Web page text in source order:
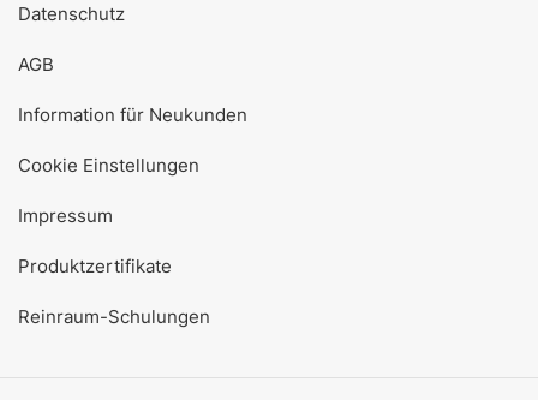
Datenschutz
AGB
Information für Neukunden
Cookie Einstellungen
Impressum
Produktzertifikate
Reinraum-Schulungen